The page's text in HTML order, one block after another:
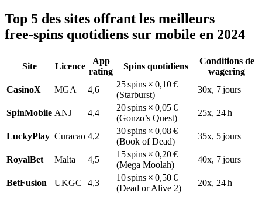
Top 5 des sites offrant les meilleurs
free‑spins quotidiens sur mobile en 2024
Site Licence
App
rating
Spins quotidiens
Conditions de
wagering
CasinoX
MGA 4,6
25 spins × 0,10 €
(Starburst)
30x, 7 jours
SpinMobile ANJ 4,4
20 spins × 0,05 €
(Gonzo’s Quest)
25x, 24 h
LuckyPlay Curacao 4,2
30 spins × 0,08 €
(Book of Dead)
35x, 5 jours
RoyalBet Malta 4,5
15 spins × 0,20 €
(Mega Moolah)
40x, 7 jours
BetFusion UKGC 4,3
10 spins × 0,50 €
(Dead or Alive 2)
20x, 24 h